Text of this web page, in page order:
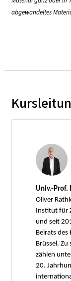
abgewandeltes
Univ.-Prof.
Oliver
Institut für
und seit
Beirats des
Brüssel.
zählen
20.